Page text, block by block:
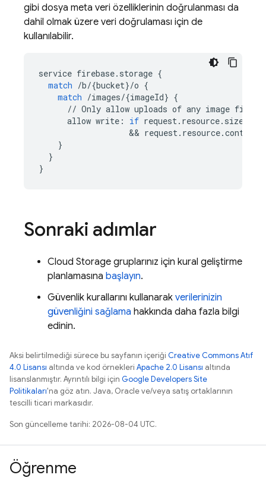
gibi dosya meta veri özelliklerinin doğrulanması da
dahil olmak üzere veri doğrulaması için de
kullanılabilir.
service firebase. storage {
match /b/{bucket}/o {
match /images/{imageId} {
// Only allow uploads of any image file
allow write : if request. resource. size
&& request. resource.
}
}
}
Sonraki adımlar
Cloud Storage gruplarınız için kural geliştirme
planlamasına başlayın.
Güvenlik kurallarını kullanarak verilerinizin
güvenliğini sağlama hakkında daha fazla bilgi
edinin.
Aksi belirtilmediği sürece bu sayfanın içeriği Creative Commons Atıf
4.0 Lisansı altında ve kod örnekleri Apache 2.0 Lisansı altında
lisanslanmıştır. Ayrıntılı bilgi için Google Developers Site
Politikaları'na göz atın. Java, Oracle ve/veya satış ortaklarının
tescilli ticari markasıdır.
Son güncelleme tarihi: 2026-08-04 UTC.
Öğrenme